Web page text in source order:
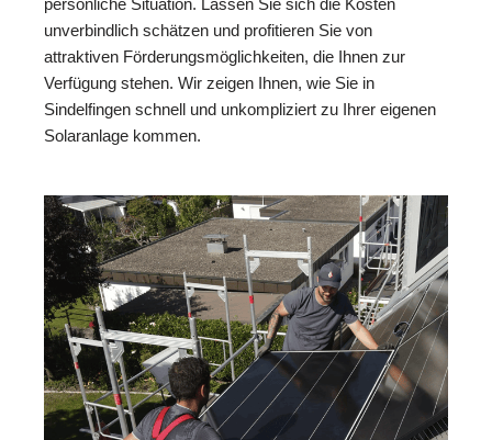
persönliche Situation. Lassen Sie sich die Kosten
unverbindlich schätzen und profitieren Sie von
attraktiven Förderungsmöglichkeiten, die Ihnen zur
Verfügung stehen. Wir zeigen Ihnen, wie Sie in
Sindelfingen schnell und unkompliziert zu Ihrer eigenen
Solaranlage kommen.